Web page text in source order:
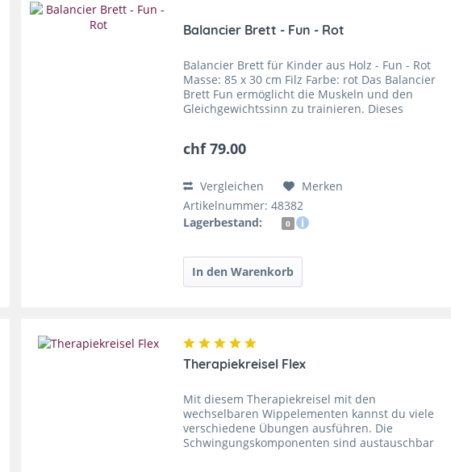
Balancier Brett - Fun - Rot
Balancier Brett für Kinder aus Holz - Fun - Rot
Masse: 85 x 30 cm Filz Farbe: rot Das Balancier
Brett Fun ermöglicht die Muskeln und den
Gleichgewichtssinn zu trainieren. Dieses
chf 79.00
Vergleichen
Merken
Artikelnummer: 48382
Lagerbestand:
0
Therapiekreisel Flex
Mit diesem Therapiekreisel mit den
wechselbaren Wippelementen kannst du viele
verschiedene Übungen ausführen. Die
Schwingungskomponenten sind austauschbar